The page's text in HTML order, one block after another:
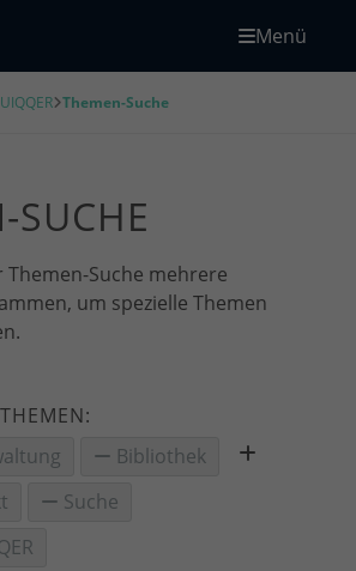
Menü
Themen-Suche
SUCHE
Suche mehrere
um spezielle Themen
Bibliothek
Suche